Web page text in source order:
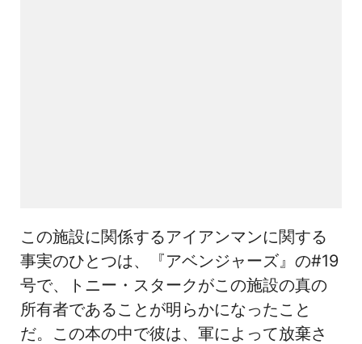
この施設に関係するアイアンマンに関する
事実のひとつは、『アベンジャーズ』の#19
号で、トニー・スタークがこの施設の真の
所有者であることが明らかになったこと
だ。この本の中で彼は、軍によって放棄さ